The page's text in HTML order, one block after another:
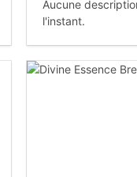
Aucune
l'instant.